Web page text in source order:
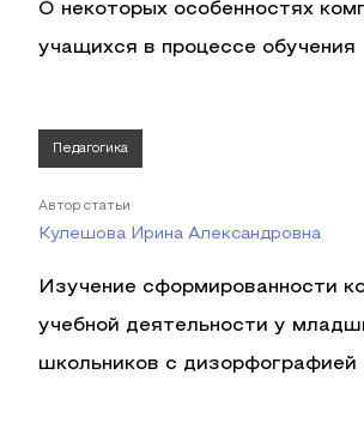
О некоторых особенностях
учащихся в процессе обучения
Педагогика
Автор статьи
Кулешова Ирина Александровна
Изучение сформированности
учебной деятельности у
школьников с дизорфографией